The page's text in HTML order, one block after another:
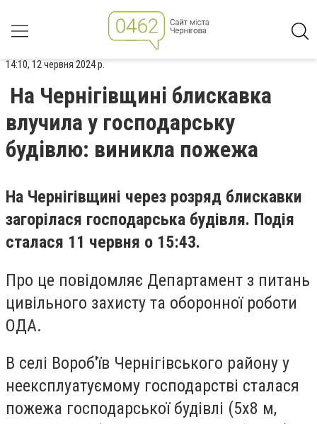
14:10, 12 червня 2024 р.
На Чернігівщині блискавка
влучила у господарську
будівлю: виникла пожежа
На Чернігівщині через розряд блискавки
загорілася господарська будівля. Подія
сталася 11 червня о 15:43.
Про це повідомляє Департамент з питань
цивільного захисту та оборонної роботи
ОДА.
В селі Вороб'їв Чернігівського району у
неексплуатуємому господарстві сталася
пожежа господарської будівлі (5х8 м,